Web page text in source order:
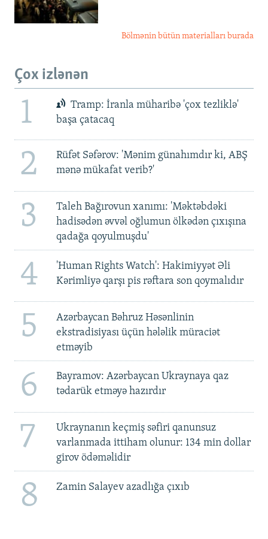
Bölmənin bütün materialları burada
Çox izlənən
1
Tramp: İranla müharibə 'çox tezliklə'
başa çatacaq
2
Rüfət Səfərov: 'Mənim günahımdır ki, ABŞ
mənə mükafat verib?'
3
Taleh Bağırovun xanımı: 'Məktəbdəki
hadisədən əvvəl oğlumun ölkədən çıxışına
qadağa qoyulmuşdu'
4
'Human Rights Watch': Hakimiyyət Əli
Kərimliyə qarşı pis rəftara son qoymalıdır
5
Azərbaycan Bəhruz Həsənlinin
ekstradisiyası üçün hələlik müraciət
etməyib
6
Bayramov: Azərbaycan Ukraynaya qaz
tədarük etməyə hazırdır
7
Ukraynanın keçmiş səfiri qanunsuz
varlanmada ittiham olunur: 134 min dollar
girov ödəməlidir
8 Zamin Salayev azadlığa çıxıb